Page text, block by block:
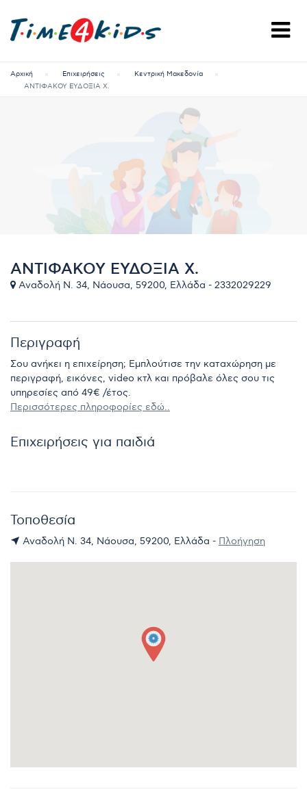
Αρχική Επιχειρήσεις
Κεντρική Μακεδονία
ΑΝΤΙΦΑΚΟΥ ΕΥΔΟΞΙΑ Χ.
ΑΝΤΙΦΑΚΟΥ ΕΥΔΟΞΙΑ Χ.
Αναδολή Ν. 34, Νάουσα, 59200, Ελλάδα - 2332029229
Περιγραφή
Σου ανήκει η επιχείρηση; Εμπλούτισε την καταχώρηση με
περιγραφή, εικόνες, video κτλ και πρόβαλε όλες σου τις
υπηρεσίες από 49€ /έτος.
Περισσότερες πληροφορίες εδώ..
Επιχειρήσεις για παιδιά
Τοποθεσία
Αναδολή Ν. 34, Νάουσα, 59200, Ελλάδα - Πλοήγηση